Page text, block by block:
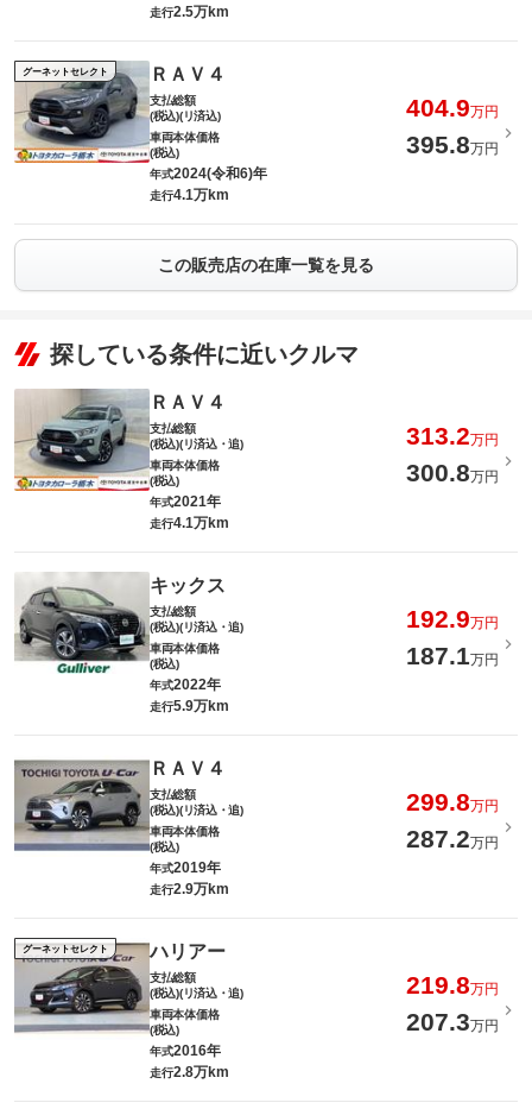
走行2.5万km
グーネットセレクト ＲＡＶ４
支払総額
(税込)(リ済込)
404.9万円
車両本体価格
(税込)
395.8万円
年式2024(令和6)年
走行4.1万km
この販売店の在庫一覧を見る
探している条件に近いクルマ
ＲＡＶ４
支払総額
(税込)(リ済込・追)
313.2万円
車両本体価格
(税込)
300.8万円
年式2021年
走行4.1万km
キックス
支払総額
(税込)(リ済込・追)
192.9万円
車両本体価格
(税込)
187.1万円
年式2022年
走行5.9万km
ＲＡＶ４
支払総額
(税込)(リ済込・追)
299.8万円
車両本体価格
(税込)
287.2万円
年式2019年
走行2.9万km
グーネットセレクト ハリアー
支払総額
(税込)(リ済込・追)
219.8万円
車両本体価格
(税込)
207.3万円
年式2016年
走行2.8万km